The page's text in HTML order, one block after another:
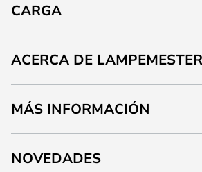
CARGA
ACERCA DE
MÁS INFORMACIÓN
NOVEDADES